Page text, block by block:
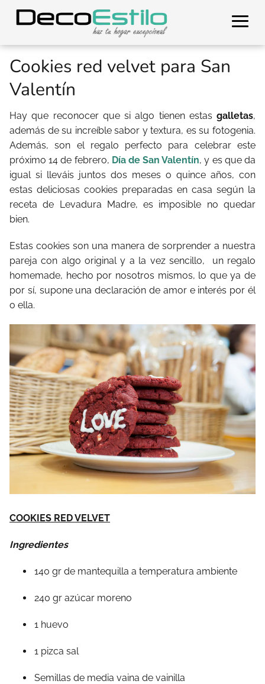
Cookies red velvet para San
Valentín
Hay que reconocer que si algo tienen estas galletas,
además de su increíble sabor y textura, es su fotogenia.
Además, son el regalo perfecto para celebrar este
próximo 14 de febrero, Día de San Valentín, y es que da
igual si lleváis juntos dos meses o quince años, con
estas deliciosas cookies preparadas en casa según la
receta de Levadura Madre, es imposible no quedar
bien.
Estas cookies son una manera de sorprender a nuestra
pareja con algo original y a la vez sencillo, un regalo
homemade, hecho por nosotros mismos, lo que ya de
por sí, supone una declaración de amor e interés por él
o ella.
COOKIES RED VELVET
Ingredientes
140 gr de mantequilla a temperatura ambiente
240 gr azúcar moreno
1 huevo
1 pizca sal
Semillas de media vaina de vainilla